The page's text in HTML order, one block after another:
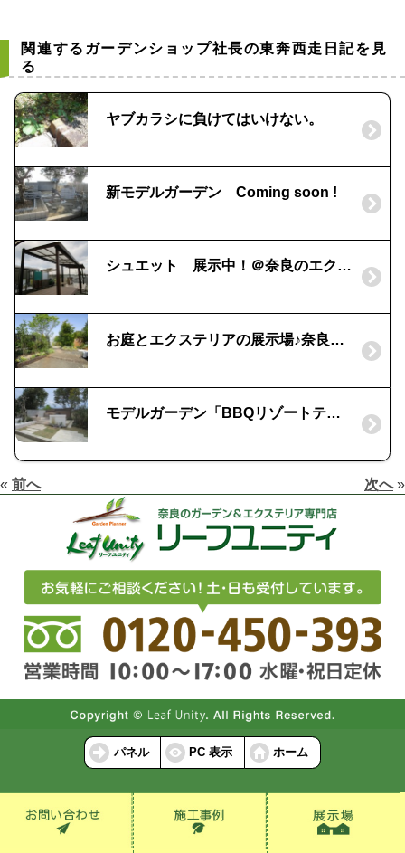
関連するガーデンショップ社長の東奔西走日記を見
る
ヤブカラシに負けてはいけない。
新モデルガーデン Coming soon !
シュエット 展示中！＠奈良のエクステリア専門店
お庭とエクステリアの展示場♪奈良のリーフユニティ
モデルガーデン「BBQリゾートテラス」in奈良
« 前へ 次へ»
パネル PC 表示 ホーム